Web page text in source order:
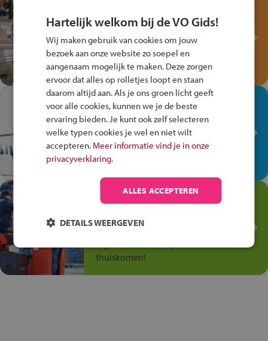
Fiets Veilig
Verkeersspel!
Speel het Fiets Veilig Verkeersspel
en win een Cortina-fiets!
In de winkel ben je op je
plek!
Ontdek via het vmbo jouw talent
op de winkelvloer, waar elke dag
anders is!
Jouw talent in de
thuiskomen!
Hartelijk welkom bij de VO Gids!
Wij maken gebruik van cookies om jouw
bezoek aan onze website zo soepel en
aangenaam mogelijk te maken. Deze zorgen
ervoor dat alles op rolletjes loopt en staan
daarom altijd aan. Als je ons groen licht geeft
voor alle cookies, kunnen we je de beste
ervaring bieden. Je kunt ook zelf selecteren
welke typen cookies je wel en niet wilt
accepteren. Meer informatie vind je in onze
privacyverklaring.
ALLES ACCEPTEREN
DETAILS WEERGEVEN